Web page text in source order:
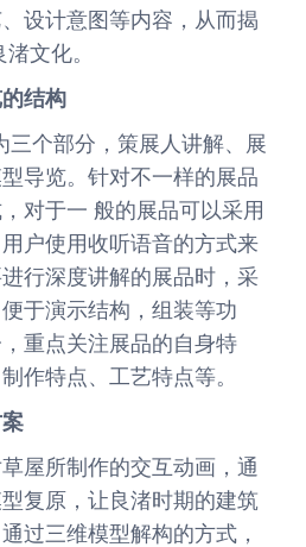
设计意图等内容，从而揭
文化。
结构
三个部分，策展人讲解、展
导览。针对不一样的展品
对于一 般的展品可以采用
户使用收听语音的方式来
行深度讲解的展品时，采
于演示结构，组装等功
重点关注展品的自身特
作特点、工艺特点等。
屋所制作的交互动画，通
复原，让良渚时期的建筑
过三维模型解构的方式，